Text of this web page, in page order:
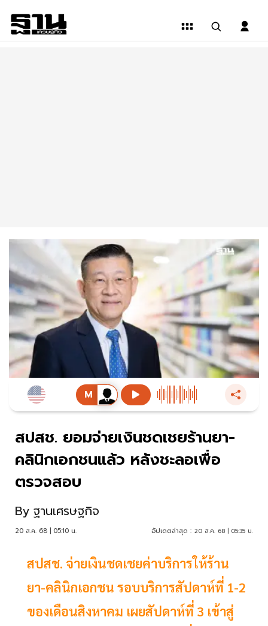
สปสช. ยอมจ่ายเงินชดเชยร้านยา-
คลินิกเอกชนแล้ว หลังชะลอเพื่อ
ตรวจสอบ
By ฐานเศรษฐกิจ
20 ส.ค. 68 | 05:10 น. อัปเดตล่าสุด : 20 ส.ค. 68 | 05:35 น.
สปสช. จ่ายเงินชดเชยค่าบริการให้ร้าน
ยา-คลินิกเอกชน รอบบริการสัปดาห์ที่ 1-2
ของเดือนสิงหาคม เผยสัปดาห์ที่ 3 เข้าสู่